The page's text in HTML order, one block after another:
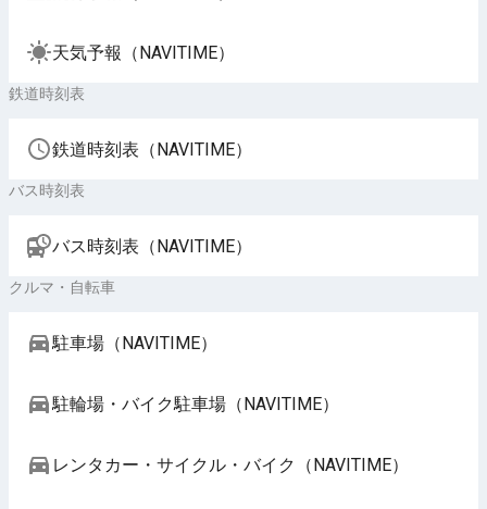
天気予報（NAVITIME）
鉄道時刻表
鉄道時刻表（NAVITIME）
バス時刻表
バス時刻表（NAVITIME）
クルマ・自転車
駐車場（NAVITIME）
駐輪場・バイク駐車場（NAVITIME）
レンタカー・サイクル・バイク（NAVITIME）